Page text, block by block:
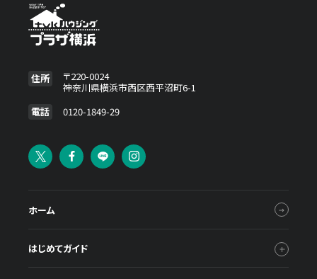
住所
〒220-0024
神奈川県横浜市西区西平沼町6-1
電話
0120-1849-29
ホーム
はじめてガイド